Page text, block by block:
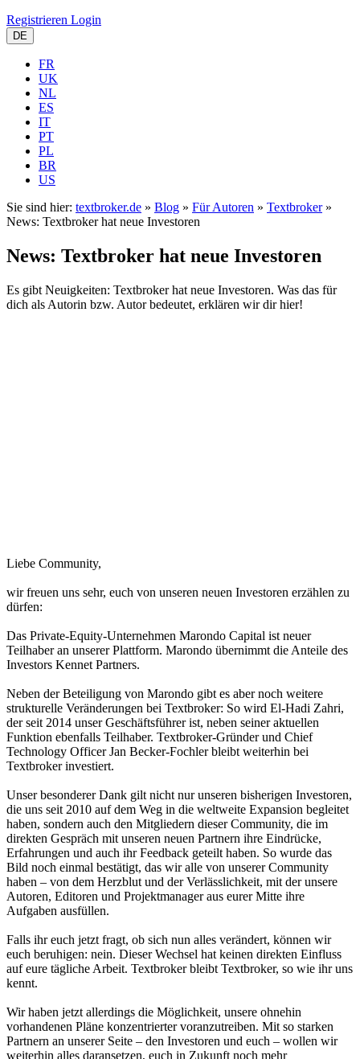
Registrieren Login
DE
FR
UK
NL
ES
IT
PT
PL
BR
US
Sie sind hier: textbroker.de » Blog » Für Autoren » Textbroker»
News: Textbroker hat neue Investoren
News: Textbroker hat neue Investoren
Es gibt Neuigkeiten: Textbroker hat neue Investoren. Was das für
dich als Autorin bzw. Autor bedeutet, erklären wir dir hier!
Liebe Community,
wir freuen uns sehr, euch von unseren neuen Investoren erzählen zu
dürfen:
Das Private-Equity-Unternehmen Marondo Capital ist neuer
Teilhaber an unserer Plattform. Marondo übernimmt die Anteile des
Investors Kennet Partners.
Neben der Beteiligung von Marondo gibt es aber noch weitere
strukturelle Veränderungen bei Textbroker: So wird El-Hadi Zahri,
der seit 2014 unser Geschäftsführer ist, neben seiner aktuellen
Funktion ebenfalls Teilhaber. Textbroker-Gründer und Chief
Technology Officer Jan Becker-Fochler bleibt weiterhin bei
Textbroker investiert.
Unser besonderer Dank gilt nicht nur unseren bisherigen Investoren,
die uns seit 2010 auf dem Weg in die weltweite Expansion begleitet
haben, sondern auch den Mitgliedern dieser Community, die im
direkten Gespräch mit unseren neuen Partnern ihre Eindrücke,
Erfahrungen und auch ihr Feedback geteilt haben. So wurde das
Bild noch einmal bestätigt, das wir alle von unserer Community
haben – von dem Herzblut und der Verlässlichkeit, mit der unsere
Autoren, Editoren und Projektmanager aus eurer Mitte ihre
Aufgaben ausfüllen.
Falls ihr euch jetzt fragt, ob sich nun alles verändert, können wir
euch beruhigen: nein. Dieser Wechsel hat keinen direkten Einfluss
auf eure tägliche Arbeit. Textbroker bleibt Textbroker, so wie ihr uns
kennt.
Wir haben jetzt allerdings die Möglichkeit, unsere ohnehin
vorhandenen Pläne konzentrierter voranzutreiben. Mit so starken
Partnern an unserer Seite – den Investoren und euch – wollen wir
weiterhin alles daransetzen, euch in Zukunft noch mehr